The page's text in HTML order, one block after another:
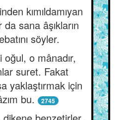
kımıldamıyan
sana âşıkların
söyler.
oğul, o mânadır,
suret. Fakat
yaklaştırmak için
bu.
2745